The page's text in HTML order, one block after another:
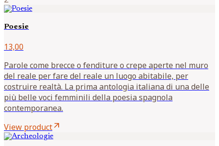
Poesie
13,00
Parole come brecce o fenditure o crepe aperte nel muro
del reale per fare del reale un luogo abitabile, per
costruire realtà. La prima antologia italiana di una delle
più belle voci femminili della poesia spagnola
contemporanea.
View productarrow_outward